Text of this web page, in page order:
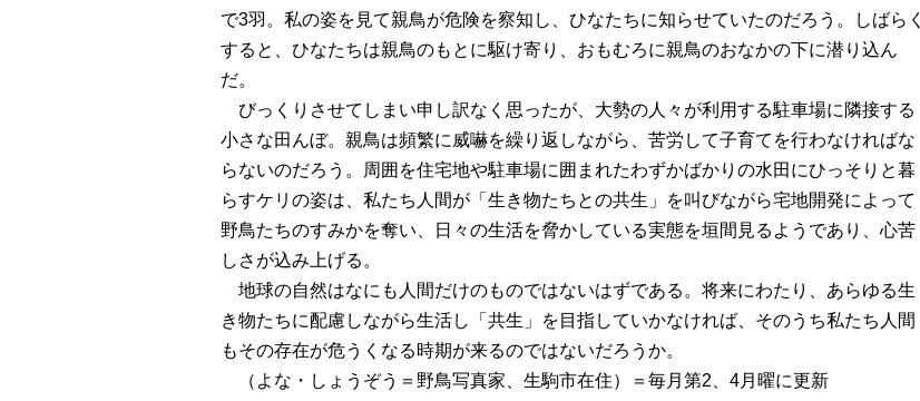
で3羽。私の姿を見て親鳥が危険を察知し、ひなたちに知らせていたのだろう。しばらく
すると、ひなたちは親鳥のもとに駆け寄り、おもむろに親鳥のおなかの下に潜り込ん
だ。
びっくりさせてしまい申し訳なく思ったが、大勢の人々が利用する駐車場に隣接する
小さな田んぼ。親鳥は頻繁に威嚇を繰り返しながら、苦労して子育てを行わなければな
らないのだろう。周囲を住宅地や駐車場に囲まれたわずかばかりの水田にひっそりと暮
らすケリの姿は、私たち人間が「生き物たちとの共生」を叫びながら宅地開発によって
野鳥たちのすみかを奪い、日々の生活を脅かしている実態を垣間見るようであり、心苦
しさが込み上げる。
地球の自然はなにも人間だけのものではないはずである。将来にわたり、あらゆる生
き物たちに配慮しながら生活し「共生」を目指していかなければ、そのうち私たち人間
もその存在が危うくなる時期が来るのではないだろうか。
（よな・しょうぞう＝野鳥写真家、生駒市在住）＝毎月第2、4月曜に更新